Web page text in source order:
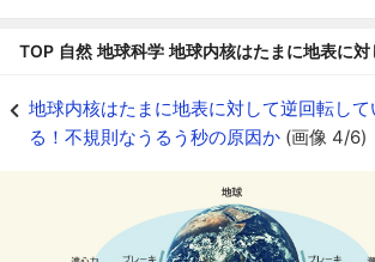
TOP 自然 地球科学 地球内核はたまに地表に
地球内核はたまに地表に対して逆回転し
る！不規則なうるう秒の原因か (画像 4/6)